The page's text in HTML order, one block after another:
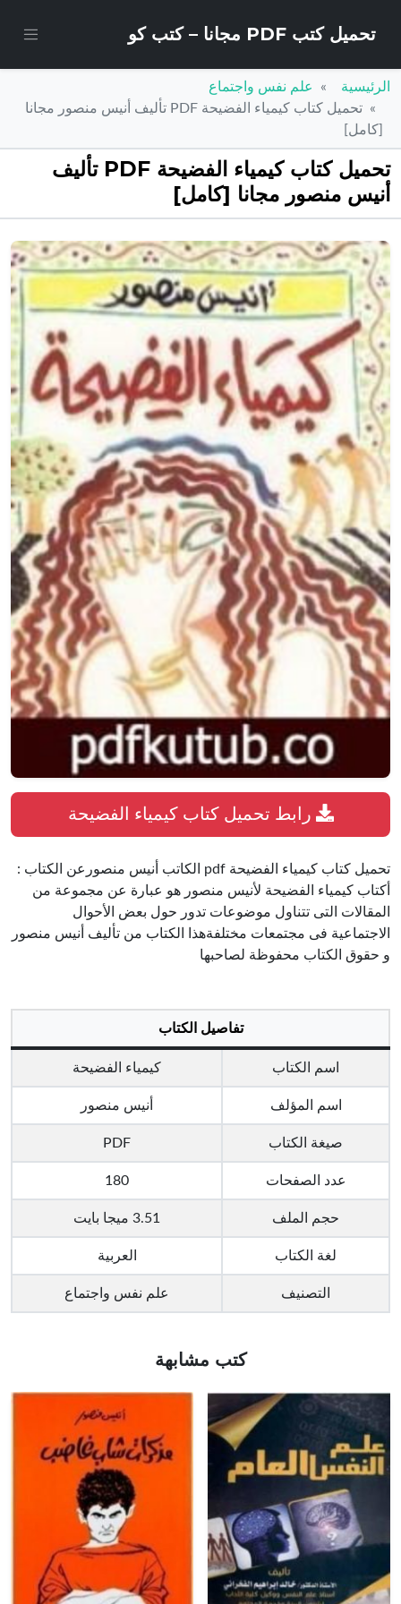
تحميل كتب PDF مجانا – كتب كو
الرئيسية
علم نفس واجتماع
تحميل كتاب كيمياء الفضيحة PDF تأليف أنيس منصور مجانا
[كامل]
تحميل كتاب كيمياء الفضيحة PDF تأليف
أنيس منصور مجانا [كامل]
تحميل كتاب كيمياء الفضيحة pdf الكاتب أنيس منصورعن الكتاب :
أكتاب كيمياء الفضيحة لأنيس منصور هو عبارة عن مجموعة من
المقالات التى تتناول موضوعات تدور حول بعض الأحوال
الاجتماعية فى مجتمعات مختلفةهذا الكتاب من تأليف أنيس منصور
و حقوق الكتاب محفوظة لصاحبها
تفاصيل الكتاب
اسم الكتاب كيمياء الفضيحة
اسم المؤلف أنيس منصور
صيغة الكتاب PDF
عدد الصفحات 180
حجم الملف 3.51 ميجا بايت
لغة الكتاب العربية
التصنيف علم نفس واجتماع
كتب مشابهة